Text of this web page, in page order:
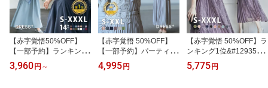
【赤字覚悟50%OFF】
【一部予約】ランキング
1位&#129351;パーティ
ードレス 結婚式 ワンピ
3,960円 ～
【赤字覚悟 50%OFF】
【一部予約】パーティー
ドレス 結婚式 披露宴 二
次会 ワンピース 袖付き
4,995円
【赤字覚悟 50%OFF】ラ
ンキング1位&#129351;
パーティードレスドレス
ドレスワンピース ロング
5,775円